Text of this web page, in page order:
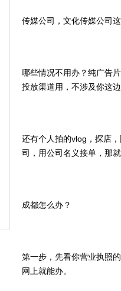
传媒公司，文化传媒公司
哪些情况不用办？纯广告
投放渠道用，不涉及你这
还有个人拍的vlog，探店
司，用公司名义接单，那
成都怎么办？
第一步，先看你营业执照
网上就能办。